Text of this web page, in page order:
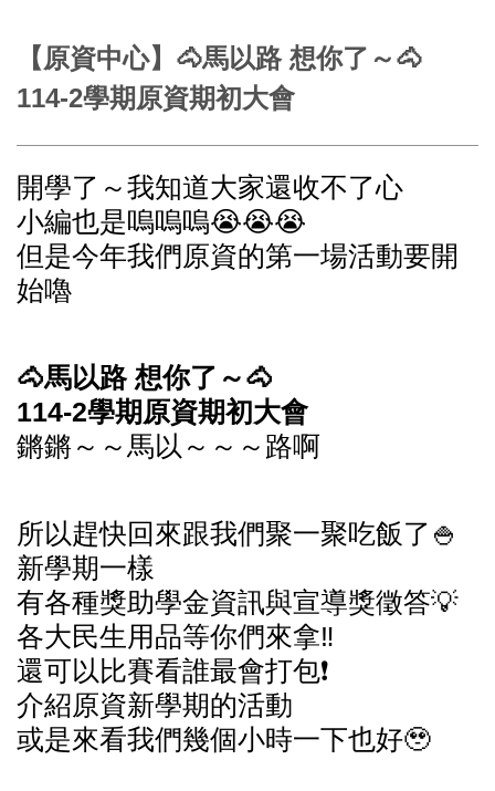
【原資中心】🐴馬以路 想你了～🐴
114-2學期原資期初大會
開學了～我知道大家還收不了心
小編也是嗚嗚嗚😭😭😭
但是今年我們原資的第一場活動要開
始嚕
🐴馬以路 想你了～🐴
114-2學期原資期初大會
鏘鏘～～馬以～～～路啊
所以趕快回來跟我們聚一聚吃飯了🍚
新學期一樣
有各種獎助學金資訊與宣導獎徵答💡
各大民生用品等你們來拿‼️
還可以比賽看誰最會打包❗️
介紹原資新學期的活動
或是來看我們幾個小時一下也好🥹